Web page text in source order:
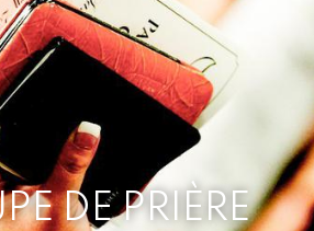
DE PRIÈRE